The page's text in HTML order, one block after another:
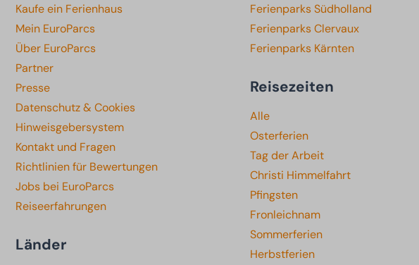
Kaufe ein Ferienhaus
Mein EuroParcs
Über EuroParcs
Partner
Presse
Datenschutz & Cookies
Hinweisgebersystem
Kontakt und Fragen
Richtlinien für Bewertungen
Jobs bei EuroParcs
Reiseerfahrungen
Länder
Ferienparks Südholland
Ferienparks Clervaux
Ferienparks Kärnten
Reisezeiten
Alle
Osterferien
Tag der Arbeit
Christi Himmelfahrt
Pfingsten
Fronleichnam
Sommerferien
Herbstferien